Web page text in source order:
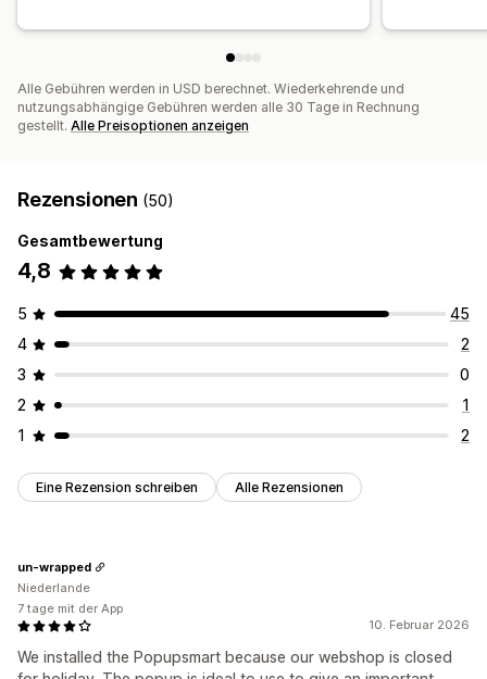
APIs und Webhooks
Alle Gebühren werden in USD berechnet. Wiederkehrende und
nutzungsabhängige Gebühren werden alle 30 Tage in Rechnung
gestellt. Alle Preisoptionen anzeigen
Rezensionen (50)
Gesamtbewertung
4,8
5
45
4
2
3
0
2
1
1
2
Eine Rezension schreiben Alle Rezensionen
10. Februar 2026
We installed the Popupsmart because our webshop is closed
un-wrapped
Niederlande
7 tage mit der App